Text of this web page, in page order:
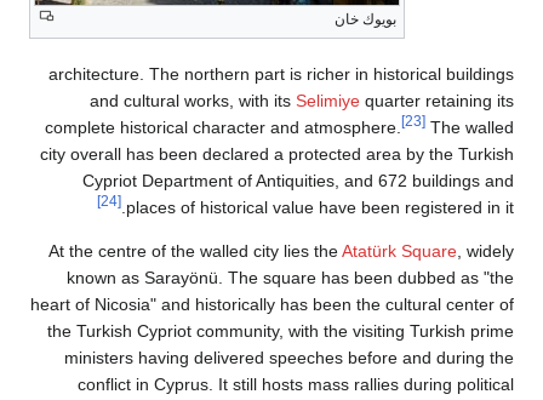
architecture. The northern part is
and cultural works, with its
complete historical character and
city overall has been declared a
Cypriot Department of
places of historical value
[24]
At the centre of the walled city lies
known as Sarayönü. The square
heart of Nicosia" and historically has
the Turkish Cypriot community, with
ministers having delivered
conflict in Cyprus. It still hosts